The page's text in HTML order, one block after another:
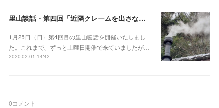
里山談話・第四回「近隣クレームを出さない使い方」
1月26日（日）第4回目の里山暖話を開催いたしまし
た。これまで、ずっと土曜日開催で来ていましたが…
2020.02.01 14:42
0コメント